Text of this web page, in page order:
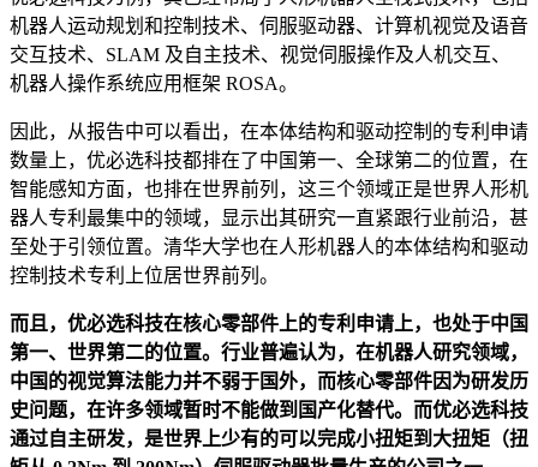
机器人运动规划和控制技术、伺服驱动器、计算机视觉及语音
交互技术、SLAM 及自主技术、视觉伺服操作及人机交互、
机器人操作系统应用框架 ROSA。
因此，从报告中可以看出，在本体结构和驱动控制的专利申请
数量上，优必选科技都排在了中国第一、全球第二的位置，在
智能感知方面，也排在世界前列，这三个领域正是世界人形机
器人专利最集中的领域，显示出其研究一直紧跟行业前沿，甚
至处于引领位置。清华大学也在人形机器人的本体结构和驱动
控制技术专利上位居世界前列。
而且，优必选科技在核心零部件上的专利申请上，也处于中国
第一、世界第二的位置。行业普遍认为，在机器人研究领域，
中国的视觉算法能力并不弱于国外，而核心零部件因为研发历
史问题，在许多领域暂时不能做到国产化替代。而优必选科技
通过自主研发，是世界上少有的可以完成小扭矩到大扭矩（扭